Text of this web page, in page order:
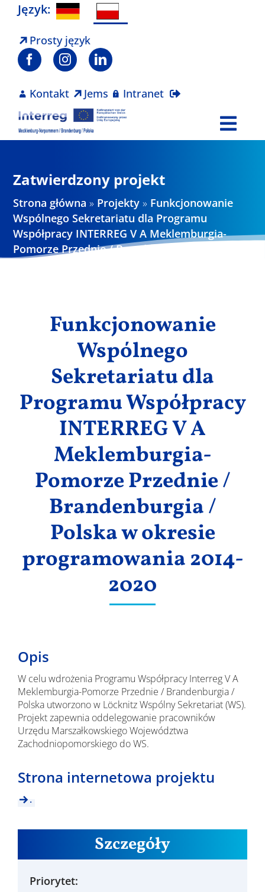
Skip
content
Język:
Prosty język
Kontakt Jems Intranet
Projekty
Aktualności
Zatwierdzony projekt
Strona główna » Projekty » Funkcjonowanie
Wspólnego Sekretariatu dla Programu
Współpracy INTERREG V A Meklemburgia-
Pomorze Przednie / Brandenburgia / Polska
Funkcjonowanie
Wspólnego
Sekretariatu dla
Programu Współpracy
INTERREG V A
Meklemburgia-
Pomorze Przednie /
Brandenburgia /
Polska w okresie
programowania 2014-
2020
Opis
W celu wdrożenia Programu Współpracy Interreg V A
Meklemburgia-Pomorze Przednie / Brandenburgia /
Polska utworzono w Löcknitz Wspólny Sekretariat (WS).
Projekt zapewnia oddelegowanie pracowników
Urzędu Marszałkowskiego Województwa
Zachodniopomorskiego do WS.
Strona internetowa projektu
.
Szczegóły
Priorytet: